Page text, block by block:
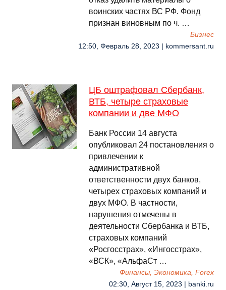
воинских частях ВС РФ. Фонд
признан виновным по ч. …
Бизнес
12:50, Февраль 28, 2023 | kommersant.ru
ЦБ оштрафовал Сбербанк,
ВТБ, четыре страховые
компании и две МФО
Банк России 14 августа
опубликовал 24 постановления о
привлечении к
административной
ответственности двух банков,
четырех страховых компаний и
двух МФО. В частности,
нарушения отмечены в
деятельности Сбербанка и ВТБ,
страховых компаний
«Росгосстрах», «Ингосстрах»,
«ВСК», «АльфаСт …
Финансы, Экономика, Forex
02:30, Август 15, 2023 | banki.ru